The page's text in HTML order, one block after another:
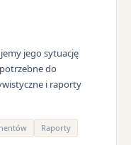
jego sytuację
do
i raporty
Raporty